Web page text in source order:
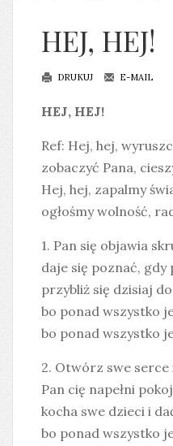
HEJ, HEJ!
DRUKUJ E-MAIL
HEJ, HEJ!
Ref: Hej, hej,
zobaczyć Pana,
Hej, hej, zapalmy
ogłośmy wolność,
1. Pan się objawia
daje się poznać, gdy
przybliż się dzisiaj
bo ponad wszystko
bo ponad wszystko
2. Otwórz swe
Pan cię napełni
kocha swe dzieci i
bo ponad wszystko